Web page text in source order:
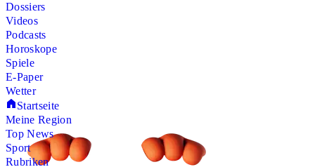
Dossiers
Videos
Podcasts
Horoskope
Spiele
E-Paper
Wetter
Startseite
Meine Region
Top News
Sport
Rubriken